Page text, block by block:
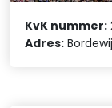
KvK nummer:
Adres: